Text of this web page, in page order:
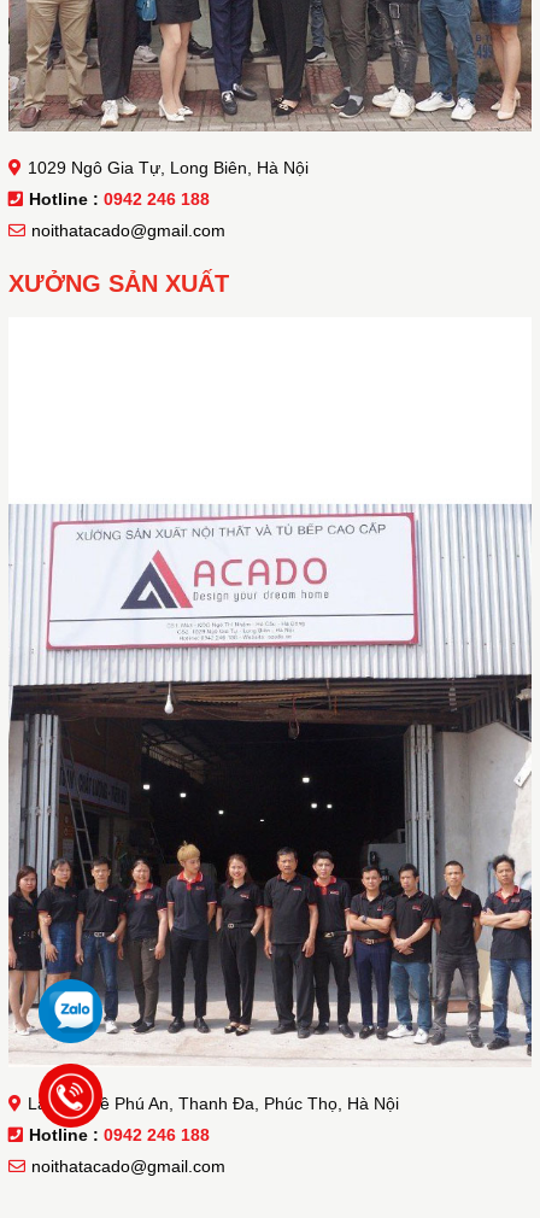
1029 Ngô Gia Tự, Long Biên, Hà Nội
Hotline : 0942 246 188
noithatacado@gmail.com
XƯỞNG SẢN XUẤT
Làng nghề Phú An, Thanh Đa, Phúc Thọ, Hà Nội
Hotline : 0942 246 188
noithatacado@gmail.com